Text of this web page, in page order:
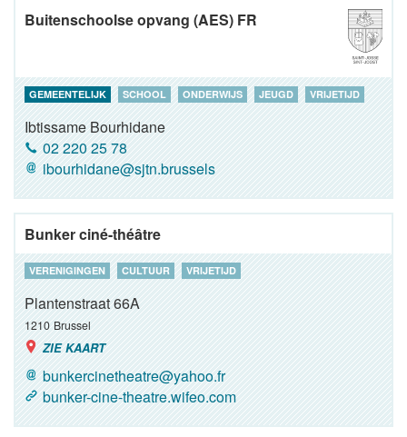
Buitenschoolse opvang (AES) FR
GEMEENTELIJK SCHOOL ONDERWIJS JEUGD VRIJETIJD
Ibtissame Bourhidane
02 220 25 78
ibourhidane@sjtn.brussels
Bunker ciné-théâtre
VERENIGINGEN CULTUUR VRIJETIJD
Plantenstraat 66A
1210 Brussel
ZIE KAART
bunkercinetheatre@yahoo.fr
bunker-cine-theatre.wifeo.com